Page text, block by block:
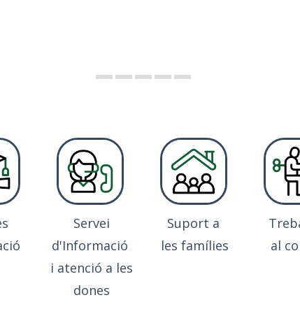
Servei
d'Informació
i atenció a les
dones
Suport a
les famílies
al